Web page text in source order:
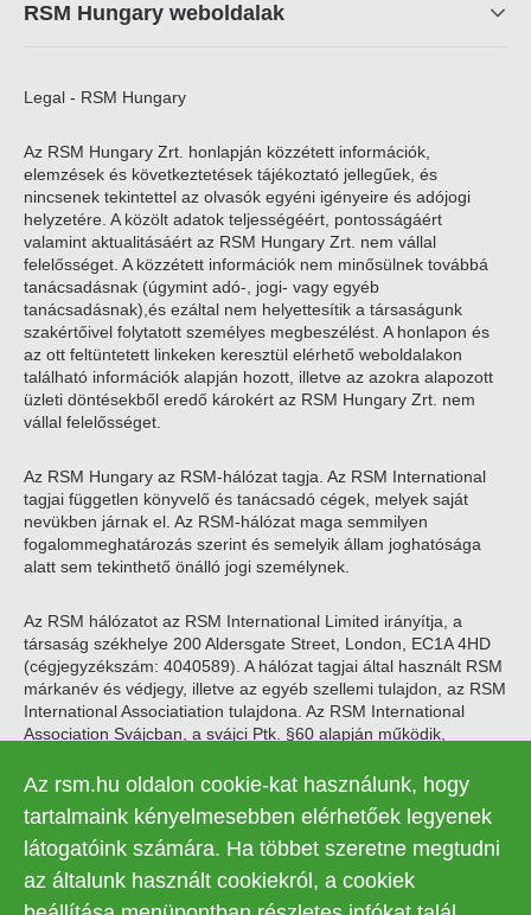
RSM Hungary weboldalak
Legal - RSM Hungary
Az RSM Hungary Zrt. honlapján közzétett információk,
elemzések és következtetések tájékoztató jellegűek, és
nincsenek tekintettel az olvasók egyéni igényeire és adójogi
helyzetére. A közölt adatok teljességéért, pontosságáért
valamint aktualitásáért az RSM Hungary Zrt. nem vállal
felelősséget. A közzétett információk nem minősülnek továbbá
tanácsadásnak (úgymint adó-, jogi- vagy egyéb
tanácsadásnak),és ezáltal nem helyettesítik a társaságunk
szakértőivel folytatott személyes megbeszélést. A honlapon és
az ott feltüntetett linkeken keresztül elérhető weboldalakon
található információk alapján hozott, illetve az azokra alapozott
üzleti döntésekből eredő károkért az RSM Hungary Zrt. nem
vállal felelősséget.
Az RSM Hungary az RSM-hálózat tagja. Az RSM International
tagjai független könyvelő és tanácsadó cégek, melyek saját
nevükben járnak el. Az RSM-hálózat maga semmilyen
fogalommeghatározás szerint és semelyik állam joghatósága
alatt sem tekinthető önálló jogi személynek.
Az RSM hálózatot az RSM International Limited irányítja, a
társaság székhelye 200 Aldersgate Street, London, EC1A 4HD
(cégjegyzékszám: 4040589). A hálózat tagjai által használt RSM
márkanév és védjegy, illetve az egyéb szellemi tulajdon, az RSM
International Associatiation tulajdona. Az RSM International
Association Svájcban, a svájci Ptk. §60 alapján működik,
© 2026 RSM Hungary Zrt. | Minden jog fenntartva
Legal
Adatkezelési tájékoztató
Kapcsolat
Süti beállítások
Az rsm.hu oldalon cookie-kat használunk, hogy
tartalmaink kényelmesebben elérhetőek legyenek
látogatóink számára. Ha többet szeretne megtudni
az általunk használt cookiekról, a cookiek